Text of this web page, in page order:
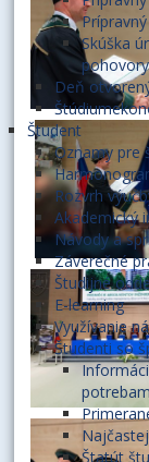
Skúška
pohovory
Deň
Študent
Oznamy pre
Rozvrh
Akademický
Návody a
Záverečné
Študijné
E-learning
Využívanie
Študenti so
Štatút